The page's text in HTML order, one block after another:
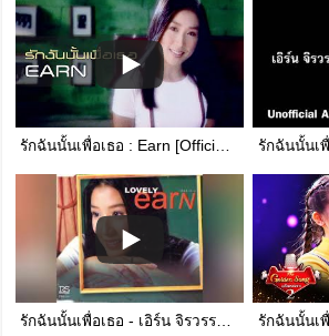
รักฉันนั้นเพื่อเธอ : Earn [Official MV]
รักฉันนั้นเพื่อเธอ - เอิร์น จิรวรรณ (Official Audio)